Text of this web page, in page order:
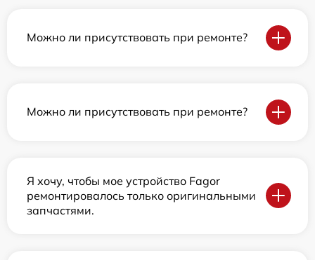
Можно ли присутствовать при ремонте?
Можно ли присутствовать при ремонте?
Я хочу, чтобы мое устройство Fagor
ремонтировалось только оригинальными
запчастями.